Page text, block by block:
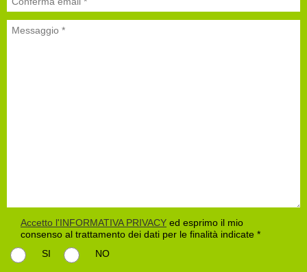
Accetto l'INFORMATIVA PRIVACY ed esprimo il mio
consenso al trattamento dei dati per le finalità indicate *
SI
NO